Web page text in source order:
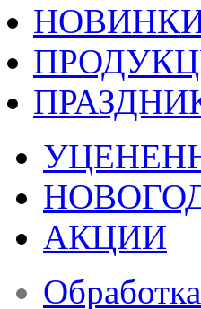
АКЦИИ